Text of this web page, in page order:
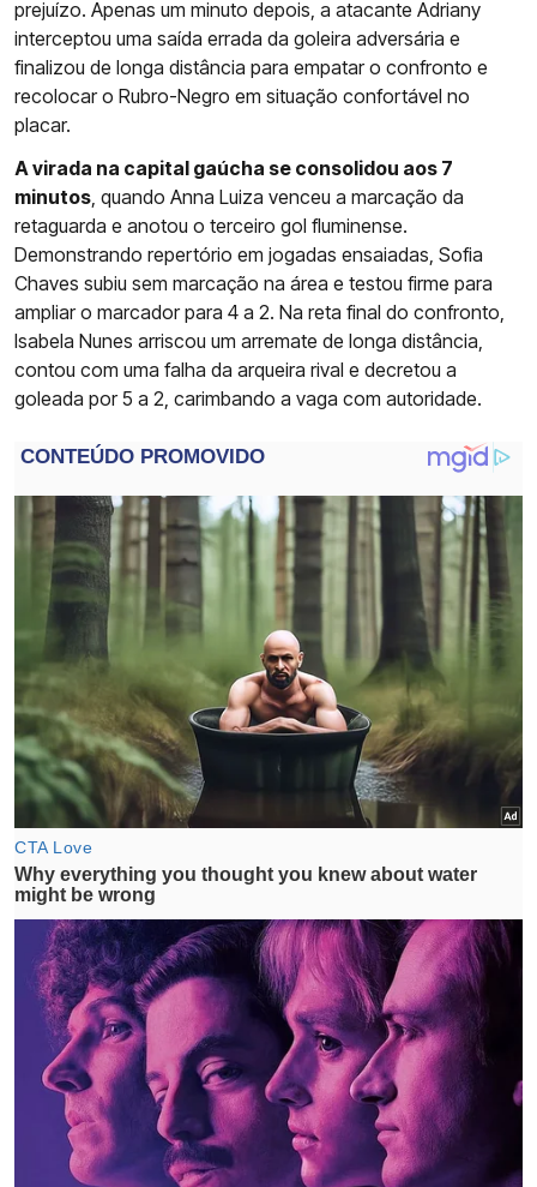
prejuízo. Apenas um minuto depois, a atacante Adriany
interceptou uma saída errada da goleira adversária e
finalizou de longa distância para empatar o confronto e
recolocar o Rubro-Negro em situação confortável no
placar.
A virada na capital gaúcha se consolidou aos 7
minutos, quando Anna Luiza venceu a marcação da
retaguarda e anotou o terceiro gol fluminense.
Demonstrando repertório em jogadas ensaiadas, Sofia
Chaves subiu sem marcação na área e testou firme para
ampliar o marcador para 4 a 2. Na reta final do confronto,
Isabela Nunes arriscou um arremate de longa distância,
contou com uma falha da arqueira rival e decretou a
goleada por 5 a 2, carimbando a vaga com autoridade.